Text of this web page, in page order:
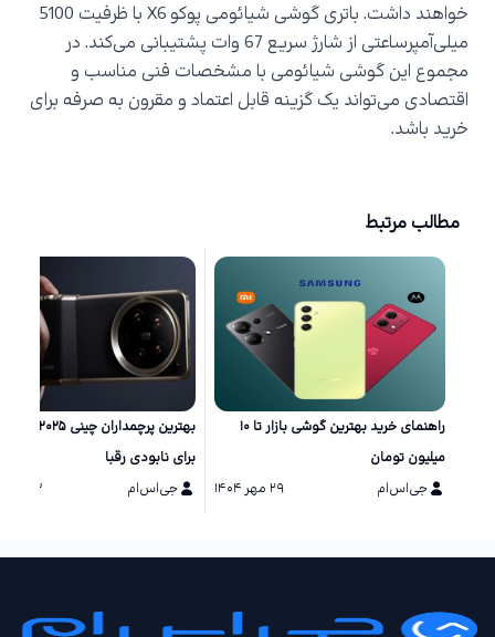
خواهند داشت. باتری گوشی شیائومی پوکو X6
با ظرفیت 5100
میلی‌آمپرساعتی از شارژ سریع 67 وات پشتیبانی می‌کند. در
مجموع این گوشی شیائومی با مشخصات فنی مناسب و
اقتصادی می‌تواند یک گزینه قابل اعتماد و مقرون به صرفه برای
خرید باشد.
مطالب مرتبط
راهنمای خرید بهترین گوشی بازار تا ۱۰
میلیون تومان
جی‌اس‌ام
۲۹ مهر ۱۴۰۴
برای نابودی رقبا
جی‌اس‌ام
۱۳ مرداد ۱۴۰۴